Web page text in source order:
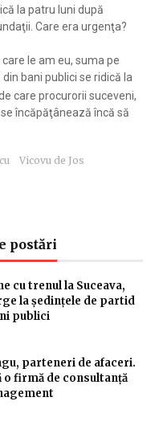
la patru luni după
Care era urgenţa?
le am eu, suma pe
bani publici se ridică la
care procurorii suceveni,
încăpăţânează încă să
Vicovu de Jos
postări
cu trenul la Suceava,
la ședințele de partid
publici
parteneri de afaceri.
firmă de consultanță